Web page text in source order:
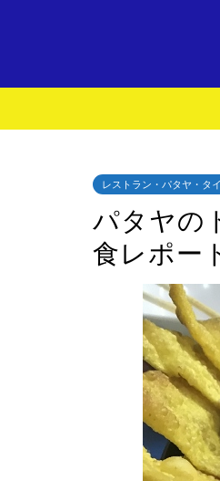
レストラン・パタヤ・タイ
パタヤの
食レポー